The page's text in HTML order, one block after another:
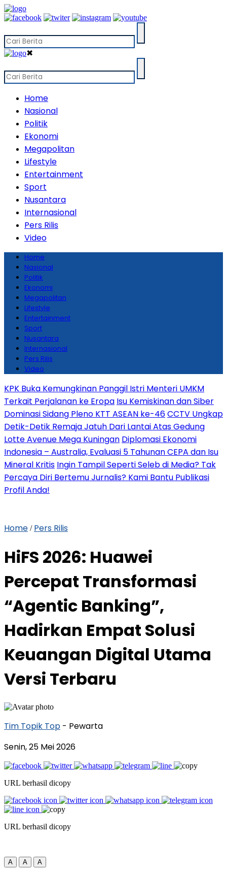
✖
Home
Nasional
Politik
Ekonomi
Megapolitan
Lifestyle
Entertainment
Sport
Nusantara
Internasional
Pers Rilis
Video
Home
Nasional
Politik
Ekonomi
Megapolitan
Lifestyle
Entertainment
Sport
Nusantara
Internasional
Pers Rilis
Video
KPK Buka Kemungkinan Panggil Istri Menteri UMKM
Terkait Perjalanan ke Eropa Isu Kemiskinan dan Siber
Dominasi Sidang Pleno KTT ASEAN ke-46CCTV Ungkap
Detik-Detik Remaja Jatuh Dari Lantai Atas Gedung
Lotte Avenue Mega Kuningan Diplomasi Ekonomi
Indonesia – Australia, Evaluasi 5 Tahunan CEPA dan Isu
Mineral Kritis Ingin Tampil Seperti Seleb di Media? Tak
Percaya Diri Bertemu Jurnalis? Kami Bantu Publikasi
Profil Anda!
Home / Pers Rilis
HiFS 2026: Huawei
Percepat Transformasi
“Agentic Banking”,
Hadirkan Empat Solusi
Keuangan Digital Utama
Versi Terbaru
Tim Topik Top - Pewarta
Senin, 25 Mei 2026
URL berhasil dicopy
URL berhasil dicopy
A A A